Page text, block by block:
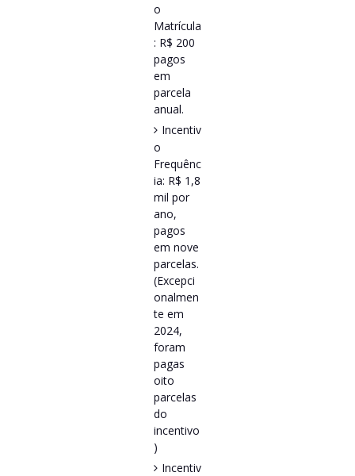
o
Matrícula
: R$ 200
pagos
em
parcela
anual.
Incentiv
o
Frequênc
ia: R$ 1,8
mil por
ano,
pagos
em nove
parcelas.
(Excepci
onalmen
te em
2024,
foram
pagas
oito
parcelas
do
incentivo
)
Incentiv